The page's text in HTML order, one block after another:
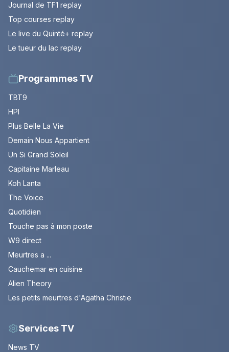
Journal de TF1 replay
Top courses replay
Le live du Quinté+ replay
Le tueur du lac replay
Programmes TV
TBT9
HPI
Plus Belle La Vie
Demain Nous Appartient
Un Si Grand Soleil
Capitaine Marleau
Koh Lanta
The Voice
Quotidien
Touche pas à mon poste
W9 direct
Meurtres a ...
Cauchemar en cuisine
Alien Theory
Les petits meurtres d'Agatha Christie
Services TV
News TV